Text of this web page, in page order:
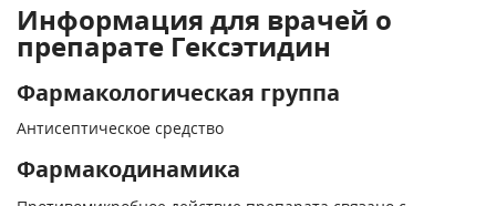
Информация для врачей о
препарате Гексэтидин
Фармакологическая группа
Антисептическое средство
Фармакодинамика